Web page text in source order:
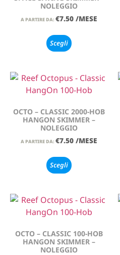
NOLEGGIO
A PARTIRE DA: €7.50 /MESE
Scegli
OCTO – CLASSIC 2000-HOB
HANGON SKIMMER –
NOLEGGIO
A PARTIRE DA: €7.50 /MESE
Scegli
OCTO – CLASSIC 100-HOB
HANGON SKIMMER –
NOLEGGIO